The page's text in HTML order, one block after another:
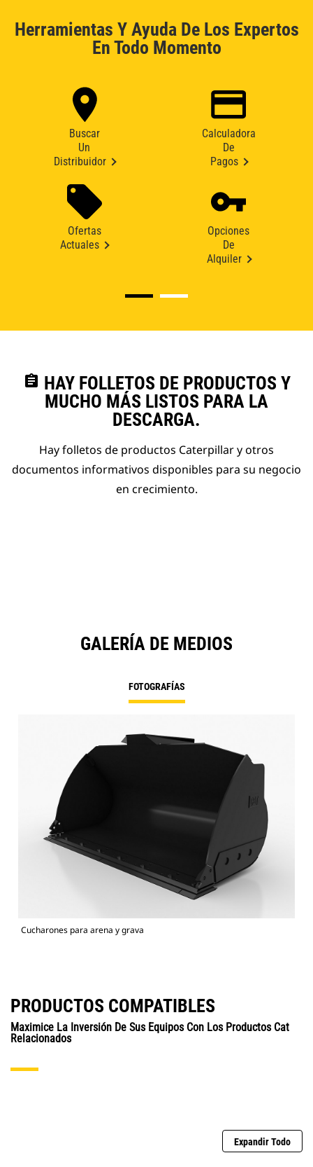
Herramientas Y Ayuda De Los Expertos
En Todo Momento
Buscar
Un
Distribuidor
Calculadora
De
Pagos
Ofertas
Actuales
Opciones
De
Alquiler
assignment HAY FOLLETOS DE PRODUCTOS Y
MUCHO MÁS LISTOS PARA LA
DESCARGA.
Hay folletos de productos Caterpillar y otros
documentos informativos disponibles para su negocio
en crecimiento.
GALERÍA DE MEDIOS
FOTOGRAFÍAS
Cucharones para arena y grava
PRODUCTOS COMPATIBLES
Maximice La Inversión De Sus Equipos Con Los Productos Cat
Relacionados
Expandir Todo